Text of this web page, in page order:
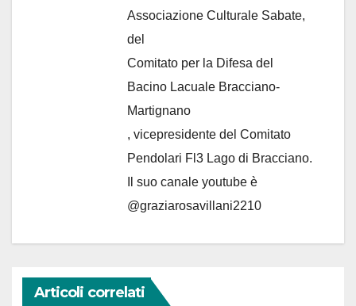
Associazione Culturale Sabate,
del
Comitato per la Difesa del
Bacino Lacuale Bracciano-
Martignano
, vicepresidente del Comitato
Pendolari Fl3 Lago di Bracciano.
Il suo canale youtube è
@graziarosavillani2210
Articoli correlati